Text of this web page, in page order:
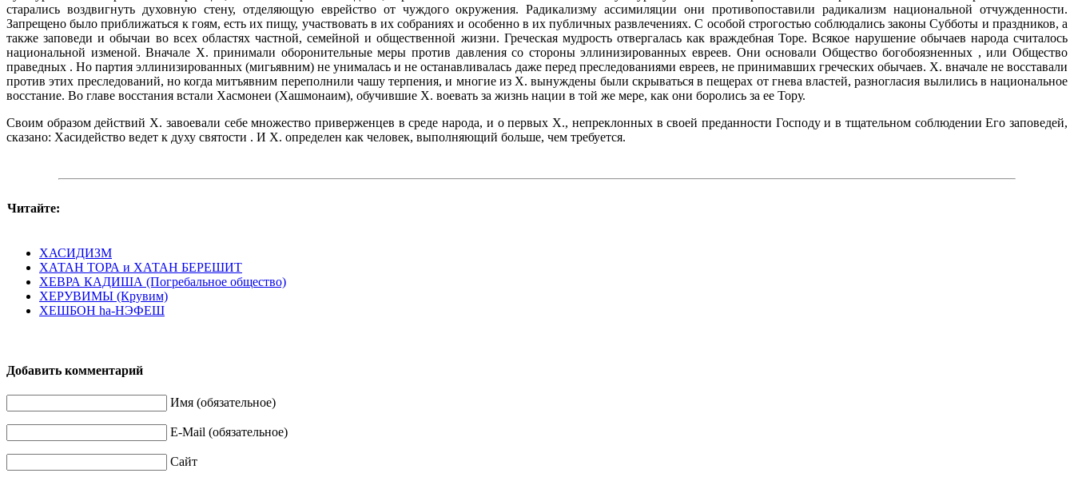
старались воздвигнуть духовную стену, отделяющую еврейство от чуждого окружения. Радикализму ассимиляции они противопоставили радикализм национальной отчужденности.
Запрещено было приближаться к гоям, есть их пищу, участвовать в их собраниях и особенно в их публичных развлечениях. С особой строгостью соблюдались законы Субботы и праздников, а
также заповеди и обычаи во всех областях частной, семейной и общественной жизни. Греческая мудрость отвергалась как враждебная Торе. Всякое нарушение обычаев народа считалось
национальной изменой. Вначале X. принимали оборонительные меры против давления со стороны эллинизированных евреев. Они основали Общество богобоязненных , или Общество
праведных . Но партия эллинизированных (мигьявним) не унималась и не останавливалась даже перед преследованиями евреев, не принимавших греческих обычаев. X. вначале не восставали
против этих преследований, но когда митъявним переполнили чашу терпения, и многие из X. вынуждены были скрываться в пещерах от гнева властей, разногласия вылились в национальное
восстание. Во главе восстания встали Хасмонеи (Хашмонаим), обучившие X. воевать за жизнь нации в той же мере, как они боролись за ее Тору.
Своим образом действий X. завоевали себе множество приверженцев в среде народа, и о первых X., непреклонных в своей преданности Господу и в тщательном соблюдении Его заповедей,
сказано: Хасидейство ведет к духу святости . И X. определен как человек, выполняющий больше, чем требуется.
Читайте:
ХАСИДИЗМ
ХАТАН ТОРА и ХАТАН БЕРЕШИТ
ХЕВРА КАДИША (Погребальное общество)
ХЕРУВИМЫ (Крувим)
ХЕШБОН hа-НЭФЕШ
Добавить комментарий
Имя (обязательное)
E-Mail (обязательное)
Сайт